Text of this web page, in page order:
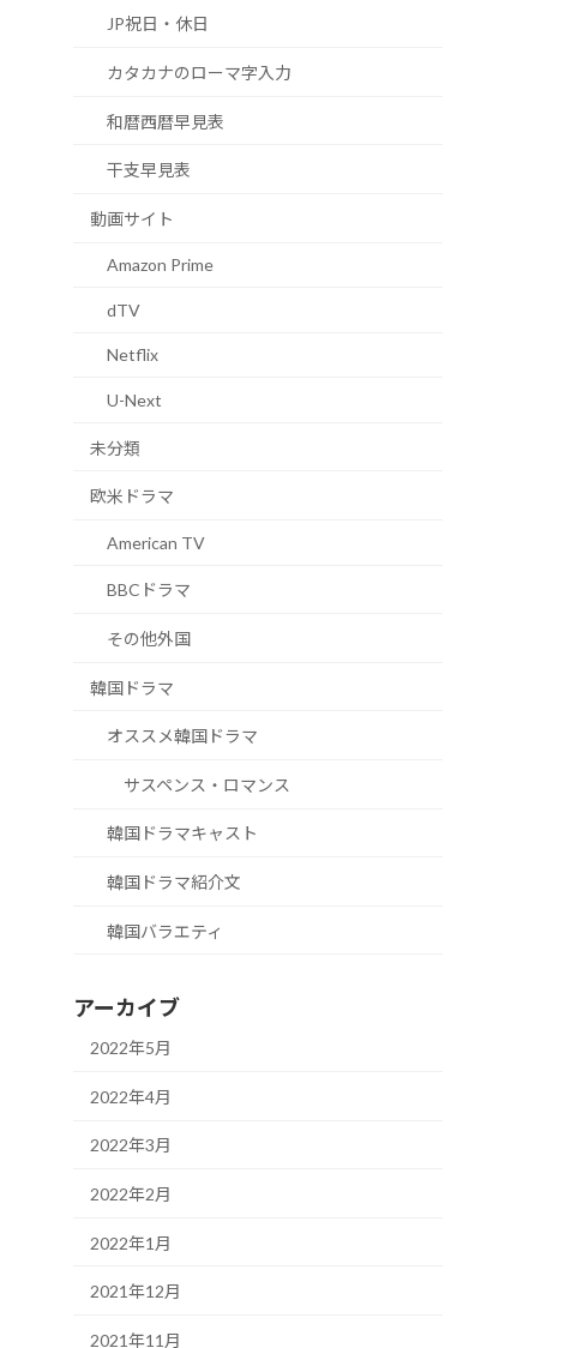
JP祝日・休日
カタカナのローマ字入力
和暦西暦早見表
干支早見表
動画サイト
Amazon Prime
dTV
Netflix
U-Next
未分類
欧米ドラマ
American TV
BBCドラマ
その他外国
韓国ドラマ
オススメ韓国ドラマ
サスペンス・ロマンス
韓国ドラマキャスト
韓国ドラマ紹介文
韓国バラエティ
アーカイブ
2022年5月
2022年4月
2022年3月
2022年2月
2022年1月
2021年12月
2021年11月